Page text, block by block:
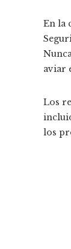
En la
aviar
Los
los